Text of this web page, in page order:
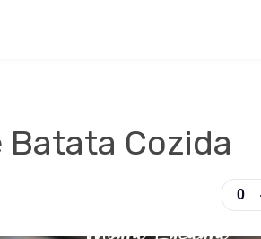
Cozida
0